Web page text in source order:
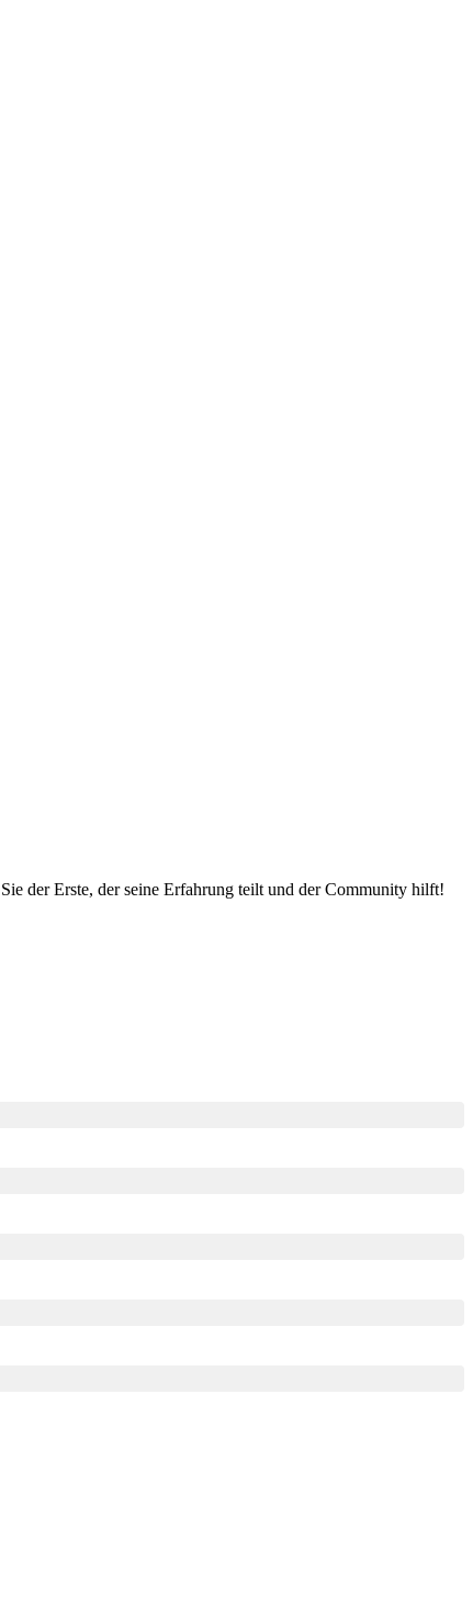
der Erste, der seine Erfahrung teilt und der Community hilft!